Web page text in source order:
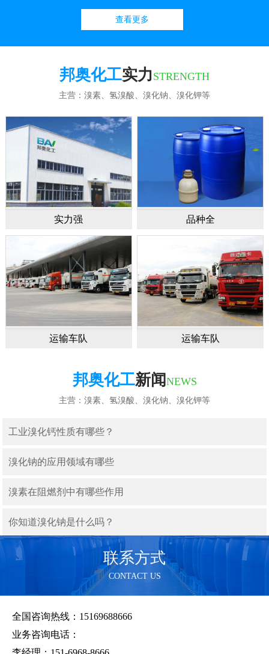
查看更多
邦奥化工实力STRENGTH
主营：溴素、氢溴酸、溴化钠、溴化钾等
实力强 品种全
运输车队 运输车队
邦奥化工新闻 NEWS
主营：溴素、氢溴酸、溴化钠、溴化钾等
工业溴化钙性质有哪些？
溴化钠的应用领域有哪些
溴素在阻燃剂中有哪些作用
你知道溴化钠是什么吗？
联系方式
CONTACT US
全国咨询热线：15169688666
业务咨询电话：